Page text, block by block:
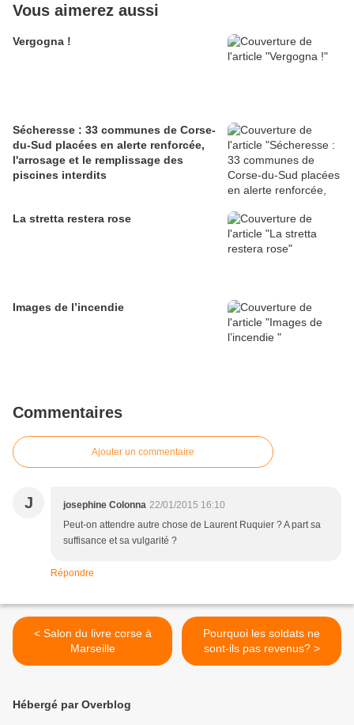
Vous aimerez aussi
Vergogna !
Sécheresse : 33 communes de Corse-
du-Sud placées en alerte renforcée,
l'arrosage et le remplissage des
piscines interdits
La stretta restera rose
Images de l’incendie
Commentaires
Ajouter un commentaire
J josephine Colonna 22/01/2015 16:10
Peut-on attendre autre chose de Laurent Ruquier ? A part sa
suffisance et sa vulgarité ?
Répondre
< Salon du livre corse à
Marseille
Pourquoi les soldats ne
sont-ils pas revenus? >
Hébergé par Overblog